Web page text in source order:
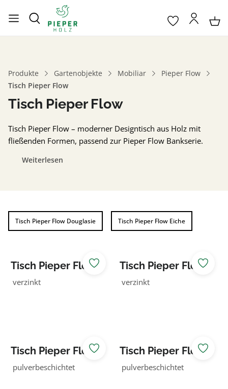
Produkte Gartenobjekte Mobiliar
Pieper Flow
Tisch Pieper Flow
Tisch Pieper Flow
Tisch Pieper Flow – moderner Designtisch aus Holz mit
fließenden Formen, passend zur Pieper Flow Bankserie.
Weiterlesen
Tisch Pieper Flow Douglasie Tisch Pieper Flow Eiche
Tisch Pieper Flow
Douglasie kdi
verzinkt
Tisch Pieper Flow
Douglasie
verzinkt
Tisch Pieper Flow
Eiche kdi grün
pulverbeschichtet
Tisch Pieper Flow
Eiche
pulverbeschichtet